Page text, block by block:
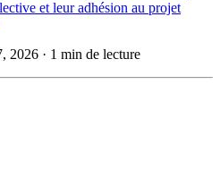
et leur adhésion au projet
2026 · 1 min de lecture